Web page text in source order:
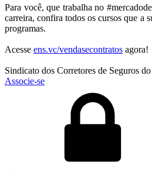
Para você, que trabalha no
carreira, confira todos os cursos que a
programas.
Acesse ens.vc/vendasecontratos agora!
Sindicato dos Corretores de Seguros do
Associe-se